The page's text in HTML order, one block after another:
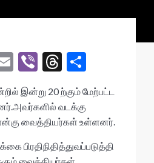
w
E
m
ai
l
Vi
er
T
hr
ea
ds
h
ar
e
இன்று 20 ற்கும் மேற்பட்ட
வடக்கு
வைத்தியர்கள் உள்ளனர்.
பிரதிநிதித்துவப்படுத்தி